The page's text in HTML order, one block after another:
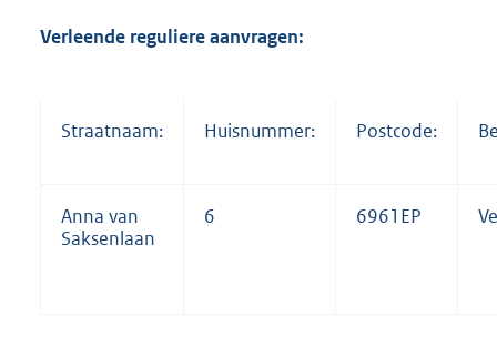
8
Verleende reguliere aanvragen:
Straatnaam: Huisnummer: Postcode:
Anna van
Saksenlaan
6 6961EP